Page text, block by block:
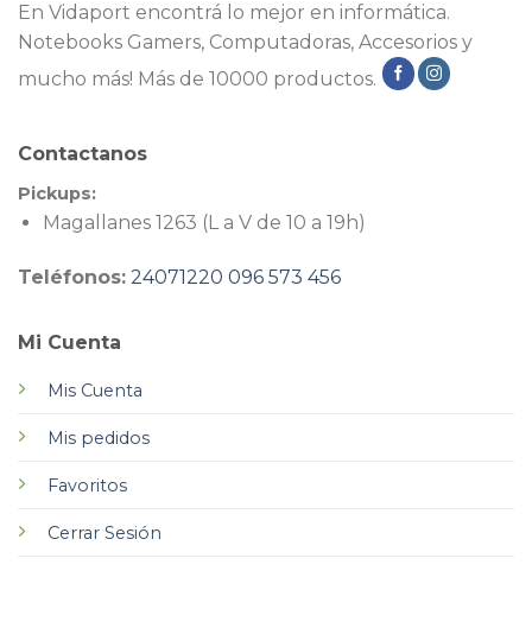
En Vidaport encontrá lo mejor en informática.
Notebooks Gamers, Computadoras, Accesorios y
mucho más! Más de 10000 productos.
Mi Cuenta
Mis Cuenta
Mis pedidos
Favoritos
Cerrar Sesión
Contactanos
Pickups:
Magallanes 1263 (L a V de 10 a 19h)
Teléfonos: 24071220 096 573 456